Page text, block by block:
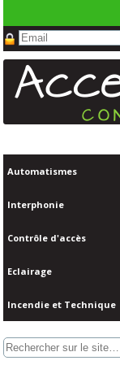
Automatismes
Interphonie
Contrôle d'accès
Eclairage
Incendie et Technique